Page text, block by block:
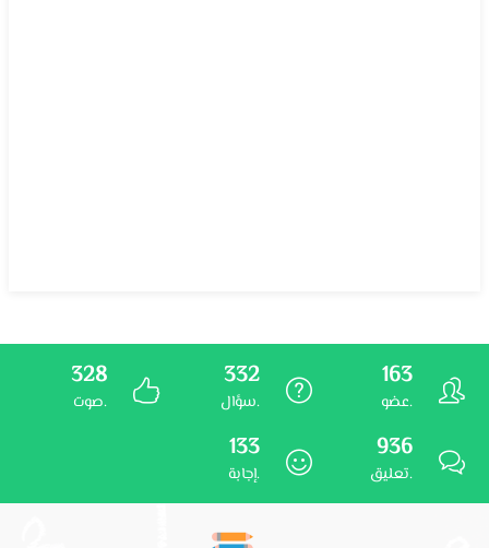
163
عضو.
332
سؤال.
328
صوت.
936
تعليق.
133
إجابة.